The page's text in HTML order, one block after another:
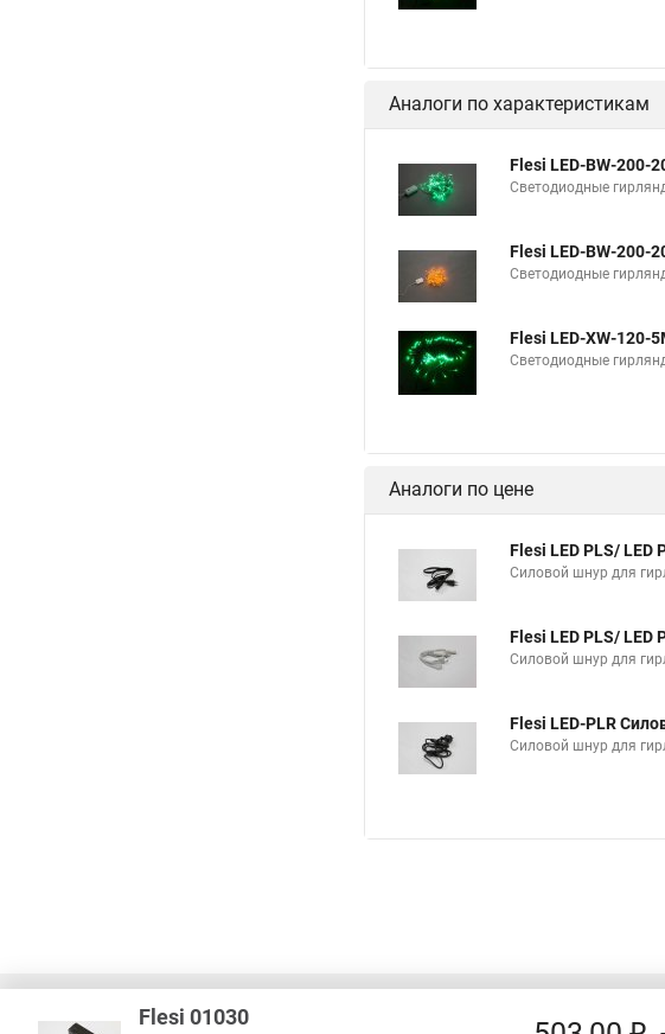
Аналоги по характеристикам
Flesi LED-BW-200-
Светодиодные
Flesi LED-BW-200-
Светодиодные
Flesi LED-XW-120-
Светодиодные
Аналоги по цене
Flesi LED PLS/ LED
Силовой шнур для
Flesi LED PLS/ LED
Силовой шнур для
Flesi LED-PLR
Силовой шнур для
Flesi 01030